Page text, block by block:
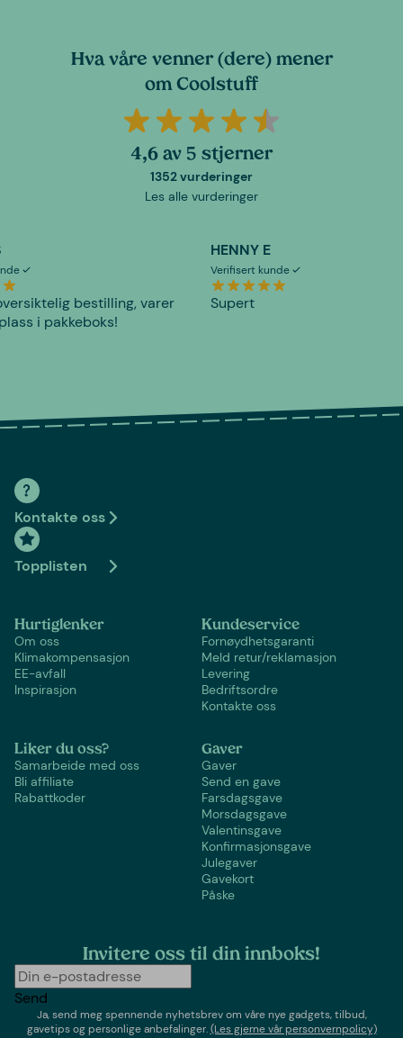
Hva våre venner (dere) mener
om Coolstuff
4,6 av 5 stjerner
1352 vurderinger
Les alle vurderinger
bestilling, varer
i pakkeboks!
HENNY E
Verifisert kunde
Supert
Kontakte oss
Topplisten
Hurtiglenker
Om oss
Klimakompensasjon
EE-avfall
Inspirasjon
Kundeservice
Fornøydhetsgaranti
Meld retur/reklamasjon
Levering
Bedriftsordre
Kontakte oss
Liker du oss?
Samarbeide med oss
Bli affiliate
Rabattkoder
Gaver
Gaver
Send en gave
Farsdagsgave
Morsdagsgave
Valentinsgave
Konfirmasjonsgave
Julegaver
Gavekort
Påske
Invitere oss til din innboks!
Send
Ja, send meg spennende nyhetsbrev om våre nye gadgets, tilbud,
gavetips og personlige anbefalinger.(Les gjerne vår personvernpolicy)